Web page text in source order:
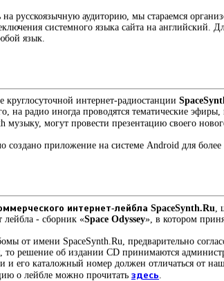
русскоязычную аудиторию, мы стараемся
системного языка сайта на
язык.
интернет-радиостанции
радио иногда проводятся тематические
могут провести презентацию своего
создано приложение на системе Android для
интернет-лейбла SpaceSynth.Ru
- сборник «Space Odyssey», в котором
от имени SpaceSynth.Ru, предварительно
то решение об издании CD принимаются
и его каталожный номер должен отличаться
о лейбле можно прочитать здесь